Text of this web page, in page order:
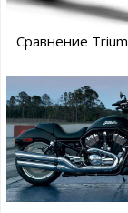
Сравнение